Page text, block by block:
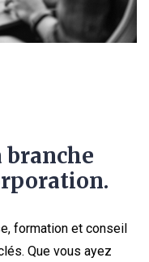
branche
formation et conseil
Que vous ayez